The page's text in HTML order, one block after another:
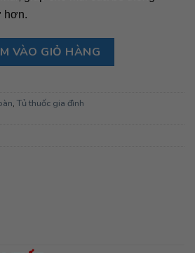
hơn.
Kids Úc 20ml số lượng
VÀO GIỎ HÀNG
, Tủ thuốc gia đình